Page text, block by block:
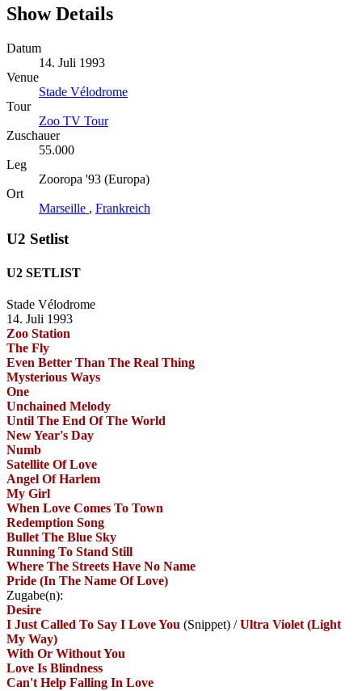
Show Details
Datum
14. Juli 1993
Venue
Stade Vélodrome
Tour
Zoo TV Tour
Zuschauer
55.000
Leg
Zooropa '93 (Europa)
Ort
Marseille , Frankreich
U2 Setlist
U2 SETLIST
Stade Vélodrome
14. Juli 1993
Zoo Station
The Fly
Even Better Than The Real Thing
Mysterious Ways
One
Unchained Melody
Until The End Of The World
New Year's Day
Numb
Satellite Of Love
Angel Of Harlem
My Girl
When Love Comes To Town
Redemption Song
Bullet The Blue Sky
Running To Stand Still
Where The Streets Have No Name
Pride (In The Name Of Love)
Zugabe(n):
Desire
I Just Called To Say I Love You (Snippet) /Ultra Violet (Light
My Way)
With Or Without You
Love Is Blindness
Can't Help Falling In Love